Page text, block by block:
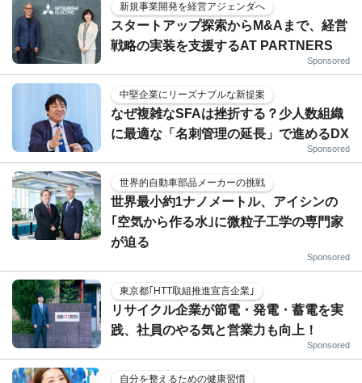
新規事業開発を経営アジェンダへ
スタートアップ探索からM&Aまで、経営
戦略の実装を支援するAT PARTNERS
Sponsored
中堅企業にリーズナブルな新提案
なぜ複雑なSFAは挫折する？少人数組織
に最適な「名刺管理の延長」で進めるDX
Sponsored
世界的自動車部品メーカーの挑戦
世界最小約1ナノメートル、アイシンの
｢空気から作る水｣に微粒子工学の専門家
が迫る
Sponsored
東京都｢HTT取組推進宣言企業｣
リサイクル企業が節電・発電・蓄電を実
践、社員のやる気と営業力も向上！
Sponsored
自分を整えるための健康習慣